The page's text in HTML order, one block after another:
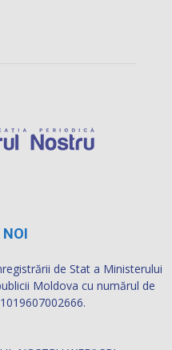
NOI
de Stat a Ministerului
Moldova cu numărul de